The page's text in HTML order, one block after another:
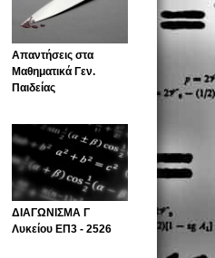
Απαντήσεις στα
Μαθηματικά Γεν.
Παιδείας
ΔΙΑΓΩΝΙΣΜΑ Γ
Λυκείου ΕΠ3 - 2526